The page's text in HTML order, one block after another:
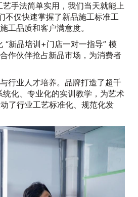
手法简单实用，我们当天就能上
不仅快速掌握了新品施工标准工
工品质和客户满意度。
“新品培训+门店一对一指导” 模
作伙伴抢占新品市场，为消费者
行业人才培养。品牌打造了超千
化、专业化的实训教学，为艺术
了行业工艺标准化、规范化发